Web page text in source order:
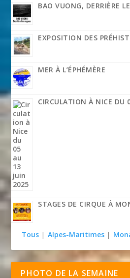
BAO VUONG, DERRIÈRE
EXPOSITION DES
MER À L’ÉPHÉMÈRE
CIRCULATION À NICE DU
STAGES DE CIRQUE À
Tous | Alpes-Maritimes |
PHOTO DE LA SEMAINE